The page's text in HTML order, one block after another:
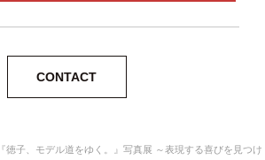
CONTACT
『徳子、モデル道をゆく。』写真展 ～表現する喜びを見つけ